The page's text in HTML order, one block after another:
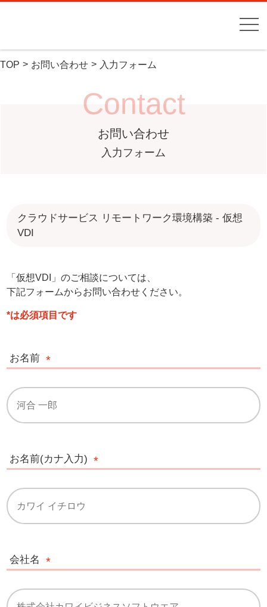
TOP お問い合わせ 入力フォーム
Contact
お問い合わせ
入力フォーム
クラウドサービス リモートワーク環境構築 - 仮想
VDI
「仮想VDI」のご相談については、
下記フォームからお問い合わせください。
*は必須項目です
お名前
お名前(カナ入力)
会社名